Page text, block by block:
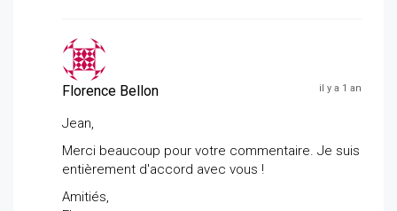
Florence Bellon il y a 1 an
Jean,
Merci beaucoup pour votre commentaire. Je suis
entièrement d'accord avec vous !
Amitiés,